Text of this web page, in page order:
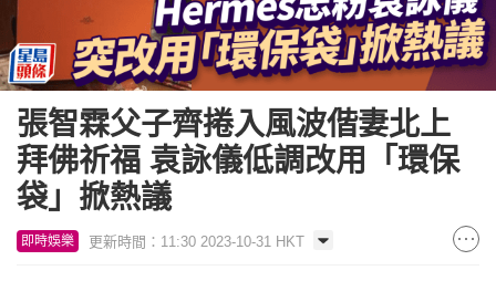
張智霖父子齊捲入風波偕妻北上
拜佛祈福 袁詠儀低調改用「環保
袋」掀熱議
即時娛樂 更新時間：11:30 2023-10-31 HKT